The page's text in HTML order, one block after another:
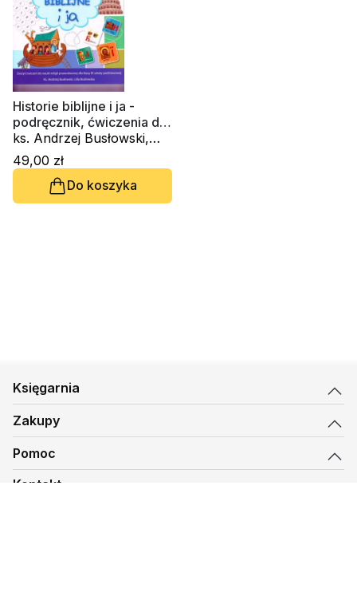
Historie biblijne i ja -
podręcznik, ćwiczenia do
klasy 3 SP
ks. Andrzej Busłowski,
Lilla Busłowska
49,00 zł
Do koszyka
Księgarnia
Zakupy
Pomoc
Kontakt